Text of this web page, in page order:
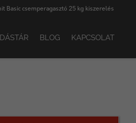
Basic csemperagasztó 25 kg kiszerelés
BLOG KAPCSOLAT